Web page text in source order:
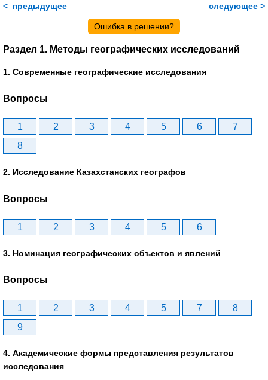
< предыдущее следующее >
Ошибка в решении?
Раздел 1. Методы географических исследований
1. Современные географические исследования
Вопросы
1 2 3 4 5 6
7
8
2. Исследование Казахстанских географов
Вопросы
1 2 3 4 5 6
3. Номинация географических объектов и явлений
Вопросы
1 2 3 4 5 7
8
9
4. Академические формы представления результатов
исследования